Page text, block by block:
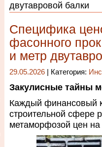
двутавровой балки
Специфика
фасонного
и метр
29.05.2026 | Категория:
Закулисные тайны
Каждый финансовый
строительной сфере
метаморфозой цен